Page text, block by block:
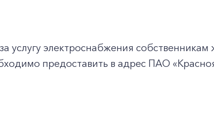
услугу электроснабжения
предоставить в адрес ПАО